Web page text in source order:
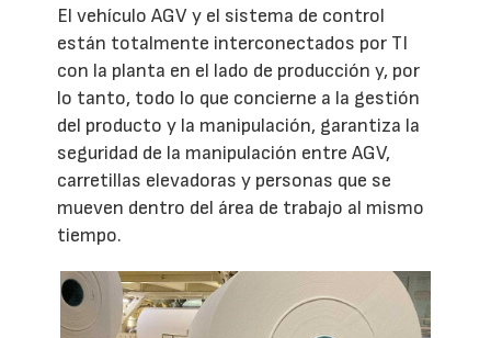
El vehículo AGV y el sistema de control
están totalmente interconectados por TI
con la planta en el lado de producción y, por
lo tanto, todo lo que concierne a la gestión
del producto y la manipulación, garantiza la
seguridad de la manipulación entre AGV,
carretillas elevadoras y personas que se
mueven dentro del área de trabajo al mismo
tiempo.